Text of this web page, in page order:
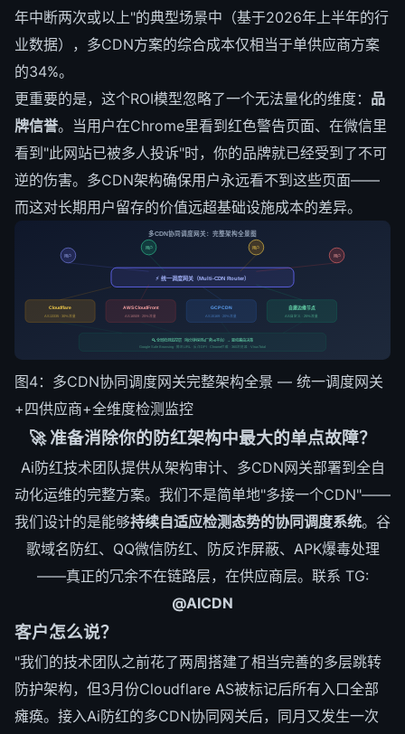
年中断两次或以上"的典型场景中（基于2026年上半年的行
业数据），多CDN方案的综合成本仅相当于单供应商方案
的34%。
更重要的是，这个ROI模型忽略了一个无法量化的维度： 品
牌信誉。当用户在Chrome里看到红色警告页面、在微信里
看到"此网站已被多人投诉"时，你的品牌就已经受到了不可
逆的伤害。多CDN架构确保用户永远看不到这些页面——
而这对长期用户留存的价值远超基础设施成本的差异。
多CDN协同调度网关：完整架构全景图
用户
用户 用户
用户
⚡ 统一调度网关（Multi-CDN Router）
Cloudflare
AS13335 · 30%流量
AWS CloudFront
AS16509 · 25%流量
GCP CDN
AS15169 · 20%流量
自建边缘节点
AS自定义 · 25%流量
🔍 全局检测监控层（每分钟探测4厂商×6平台）→ 驱动路由决策
Google Safe Browsing · 腾讯URL · 反诈DPI · Chrome拦截 · 360浏览器 · VirusTotal
图4：多CDN协同调度网关完整架构全景 — 统一调度网关
+四供应商+全维度检测监控
🚀 准备消除你的防红架构中最大的单点故障？
Ai防红技术团队提供从架构审计、多CDN网关部署到全自
动化运维的完整方案。我们不是简单地"多接一个CDN"——
我们设计的是能够持续自适应检测态势的协同调度系统。谷
歌域名防红、QQ微信防红、防反诈屏蔽、APK爆毒处理
——真正的冗余不在链路层，在供应商层。联系 TG:
@AICDN
客户怎么说？
"我们的技术团队之前花了两周搭建了相当完善的多层跳转
防护架构，但3月份Cloudflare AS被标记后所有入口全部
瘫痪。接入Ai防红的多CDN协同网关后，同月又发生一次